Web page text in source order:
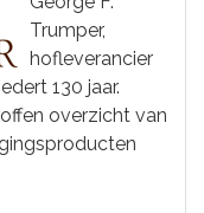
Trumper,
hofleverancier
130 jaar.
overzicht van